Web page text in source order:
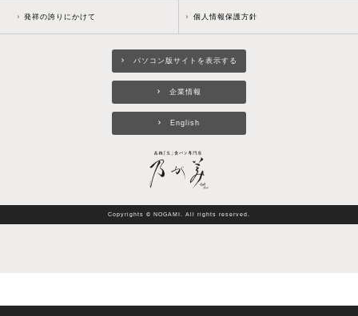
発祥の誇りにかけて 個人情報保護方針
パソコン版サイトを表示する
企業情報
English
Copyrights © NOGAMI. All rights reserved.